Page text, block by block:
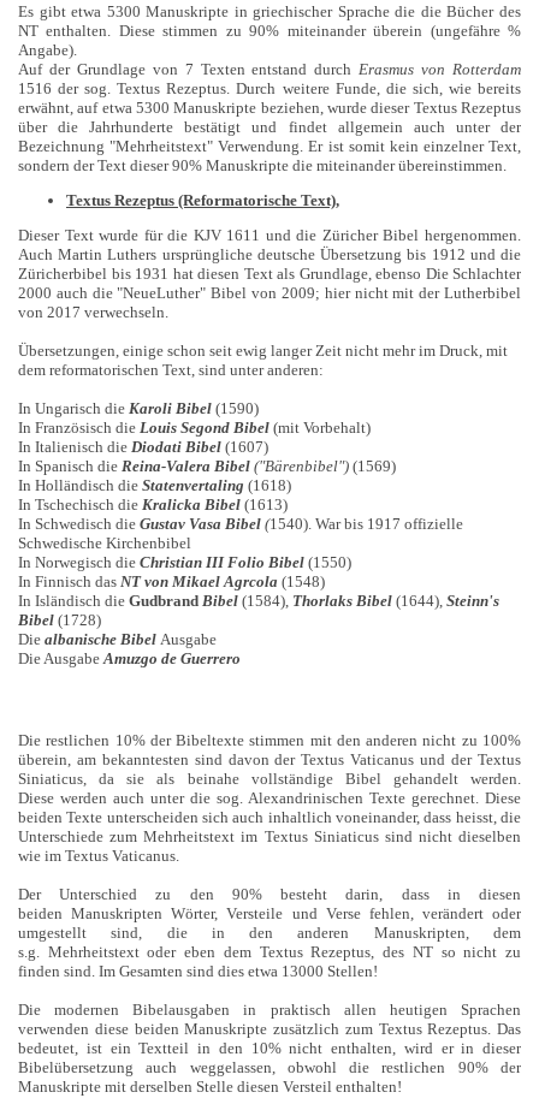
Es gibt etwa 5300 Manuskripte in griechischer Sprache die die Bücher des
NT enthalten. Diese stimmen zu 90% miteinander überein (ungefähre %
Angabe).
Auf der Grundlage von 7 Texten entstand durch Erasmus von Rotterdam
1516 der sog. Textus Rezeptus. Durch weitere Funde, die sich, wie bereits
erwähnt, auf etwa 5300 Manuskripte beziehen, wurde dieser Textus Rezeptus
über die Jahrhunderte bestätigt und findet allgemein auch unter der
Bezeichnung "Mehrheitstext" Verwendung. Er ist somit kein einzelner Text,
sondern der Text dieser 90% Manuskripte die miteinander übereinstimmen.
Textus Rezeptus (Reformatorische Text),
Dieser Text wurde für die KJV 1611 und die Züricher Bibel hergenommen.
Auch Martin Luthers ursprüngliche deutsche Übersetzung bis 1912 und die
Züricherbibel bis 1931 hat diesen Text als Grundlage, ebenso Die Schlachter
2000 auch die "NeueLuther" Bibel von 2009; hier nicht mit der Lutherbibel
von 2017 verwechseln.
Übersetzungen, einige schon seit ewig langer Zeit nicht mehr im Druck, mit
dem reformatorischen Text, sind unter anderen:
In Ungarisch die Karoli Bibel (1590)
In Französisch die Louis Segond Bibel (mit Vorbehalt)
In Italienisch die Diodati Bibel (1607)
In Spanisch die Reina-Valera Bibel ("Bärenbibel") (1569)
In Holländisch die Statenvertaling (1618)
In Tschechisch die Kralicka Bibel (1613)
In Schwedisch die Gustav Vasa Bibel (1540). War bis 1917 offizielle
Schwedische Kirchenbibel
In Norwegisch die Christian III Folio Bibel (1550)
In Finnisch das NT von Mikael Agrcola (1548)
In Isländisch die Gudbrand Bibel (1584), Thorlaks Bibel (1644), Steinn's
Bibel (1728)
Die albanische Bibel Ausgabe
Die Ausgabe Amuzgo de Guerrero
Die restlichen 10% der Bibeltexte stimmen mit den anderen nicht zu 100%
überein, am bekanntesten sind davon der Textus Vaticanus und der Textus
Siniaticus, da sie als beinahe vollständige Bibel gehandelt werden.
Diese werden auch unter die sog. Alexandrinischen Texte gerechnet. Diese
beiden Texte unterscheiden sich auch inhaltlich voneinander, dass heisst, die
Unterschiede zum Mehrheitstext im Textus Siniaticus sind nicht dieselben
wie im Textus Vaticanus.
Der Unterschied zu den 90% besteht darin, dass in diesen
beiden Manuskripten Wörter, Versteile und Verse fehlen, verändert oder
umgestellt sind, die in den anderen Manuskripten, dem
s.g. Mehrheitstext oder eben dem Textus Rezeptus, des NT so nicht zu
finden sind. Im Gesamten sind dies etwa 13000 Stellen!
Die modernen Bibelausgaben in praktisch allen heutigen Sprachen
verwenden diese beiden Manuskripte zusätzlich zum Textus Rezeptus. Das
bedeutet, ist ein Textteil in den 10% nicht enthalten, wird er in dieser
Bibelübersetzung auch weggelassen, obwohl die restlichen 90% der
Manuskripte mit derselben Stelle diesen Versteil enthalten!